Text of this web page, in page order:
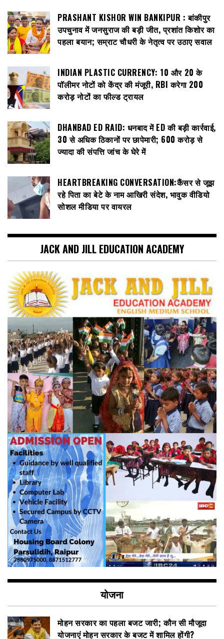
PRASHANT KISHOR WIN BANKIPUR : बांकीपुर
उपचुनाव में जनसुराज की बड़ी जीत, प्रशांत किशोर का
पहला बयान; सम्राट चौधरी के नेतृत्व पर उठाए सवाल
INDIAN PLASTIC CURRENCY: ₹10 और ₹20 के
पॉलीमर नोटों को केंद्र की मंजूरी, RBI करेगा 200
करोड़ नोटों का फील्ड ट्रायल
DHANBAD ED RAID: धनबाद में ED की बड़ी कार्रवाई,
30 से अधिक ठिकानों पर छापेमारी; 600 करोड़ से
ज्यादा की संपत्ति जांच के घेरे में
HEARTBREAKING CONVERSATION:कैंसर से जूझ
रहे पिता का बेटे के नाम आखिरी संदेश, भावुक वीडियो
सोशल मीडिया पर वायरल
JACK AND JILL EDUCATION ACADEMY
योजना
मोहन सरकार का पहला बजट जारी; कौन सी मौजूदा
योजनाएं मोहन सरकार के बजट में शामिल होंगी?